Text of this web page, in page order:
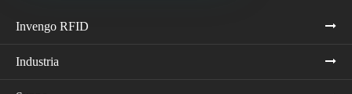
Invengo RFID
Industria